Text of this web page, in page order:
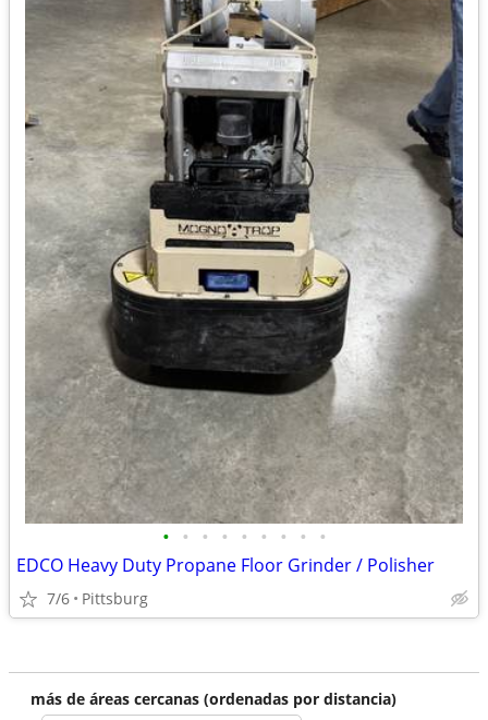
• • • • • • • • •
EDCO Heavy Duty Propane Floor Grinder / Polisher
7/6 Pittsburg
más de áreas cercanas (ordenadas por distancia)